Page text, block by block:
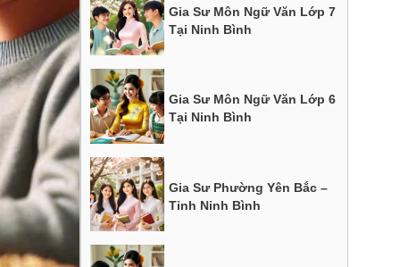
Gia Sư Môn Ngữ Văn Lớp 7
Tại Ninh Bình
Gia Sư Môn Ngữ Văn Lớp 6
Tại Ninh Bình
Gia Sư Phường Yên Bắc –
Tỉnh Ninh Bình